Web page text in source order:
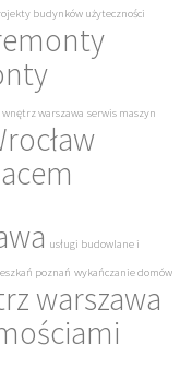
budynków użyteczności
warszawa serwis maszyn
usługi budowlane i
poznań wykańczanie domów
warszawa